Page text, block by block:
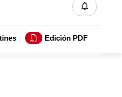
Edición PDF